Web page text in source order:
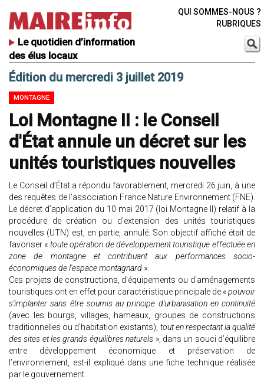
Le quotidien d’information
des élus locaux
QUI SOMMES-NOUS ?
RUBRIQUES
Édition du mercredi 3 juillet 2019
MONTAGNE
Loi Montagne II : le Conseil
d'État annule un décret sur les
unités touristiques nouvelles
Le Conseil d’État a répondu favorablement, mercredi 26 juin, à une
des requêtes de l’association France Nature Environnement (FNE).
Le décret d’application du 10 mai 2017 (loi Montagne II) relatif à la
procédure de création ou d’extension des unités touristiques
nouvelles (UTN) est, en partie, annulé. Son objectif affiché était de
favoriser « toute opération de développement touristique effectuée en
zone de montagne et contribuant aux performances socio-
économiques de l'espace montagnard ».
Ces projets de constructions, d'équipements ou d'aménagements
touristiques ont en effet pour caractéristique principale de «pouvoir
s'implanter sans être soumis au principe d'urbanisation en continuité
(avec les bourgs, villages, hameaux, groupes de constructions
traditionnelles ou d’habitation existants), tout en respectant la qualité
des sites et les grands équilibres naturels », dans un souci d’équilibre
entre développement économique et préservation de
l’environnement, est-il expliqué dans une fiche technique réalisée
par le gouvernement.